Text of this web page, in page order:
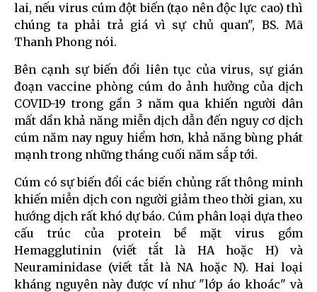
lai, nếu virus cúm đột biến (tạo nên độc lực cao) thì
chúng ta phải trả giá vì sự chủ quan", BS. Mã
Thanh Phong nói.
Bên cạnh sự biến đổi liên tục của virus, sự gián
đoạn vaccine phòng cúm do ảnh hưởng của dịch
COVID-19 trong gần 3 năm qua khiến người dân
mất dần khả năng miễn dịch dẫn đến nguy cơ dịch
cúm năm nay nguy hiểm hơn, khả năng bùng phát
mạnh trong những tháng cuối năm sắp tới.
Cúm có sự biến đổi các biến chủng rất thông minh
khiến miễn dịch con người giảm theo thời gian, xu
hướng dịch rất khó dự báo. Cúm phân loại dựa theo
cấu trúc của protein bề mặt virus gồm
Hemagglutinin (viết tắt là HA hoặc H) và
Neuraminidase (viết tắt là NA hoặc N). Hai loại
kháng nguyên này được ví như "lớp áo khoác" và